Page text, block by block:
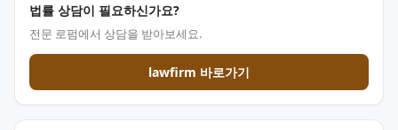
법률 상담이 필요하신가요?
전문 로펌에서 상담을 받아보세요.
lawfirm 바로가기